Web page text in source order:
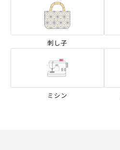
刺し子
ミシン